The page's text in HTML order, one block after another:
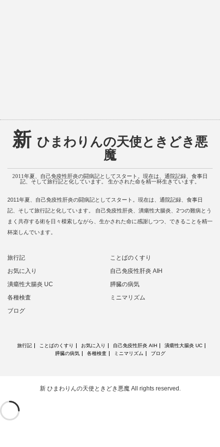
新 ひまわりんの天使ときどき悪
魔
2011年夏、自己免疫性肝炎の闘病記としてスタート。現在は、通院記録、食事日
記、そして旅行記と化しています。 生かされた命を精一杯生きています。
2011年夏、自己免疫性肝炎の闘病記としてスタート。現在は、通院記録、食事日
記、そして旅行記と化しています。 自己免疫性肝炎、潰瘍性大腸炎、2つの難病とう
まく共存する術を日々模索しながら、生かされた命に感謝しつつ、できることを精一
杯楽しんでいます。
旅行記
ことばのくすり
お気に入り
自己免疫性肝炎 AIH
潰瘍性大腸炎 UC
膵臓の病気
各種検査
ミニマリズム
ブログ
旅行記 ことばのくすり お気に入り 自己免疫性肝炎 AIH
潰瘍性大腸炎 UC
膵臓の病気
各種検査 ミニマリズム ブログ
新 ひまわりんの天使ときどき悪魔All rights reserved.